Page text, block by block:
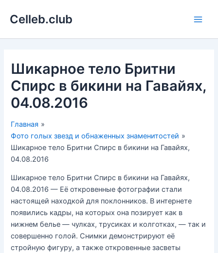
Celleb.club
Шикарное тело Бритни
Спирс в бикини на Гавайях,
04.08.2016
Главная
Фото голых звезд и обнаженных знаменитостей
Шикарное тело Бритни Спирс в бикини на Гавайях,
04.08.2016
Шикарное тело Бритни Спирс в бикини на Гавайях,
04.08.2016 — Её откровенные фотографии стали
настоящей находкой для поклонников. В интернете
появились кадры, на которых она позирует как в
нижнем белье — чулках, трусиках и колготках, — так и
совершенно голой. Снимки демонстрируют её
стройную фигуру, а также откровенные засветы